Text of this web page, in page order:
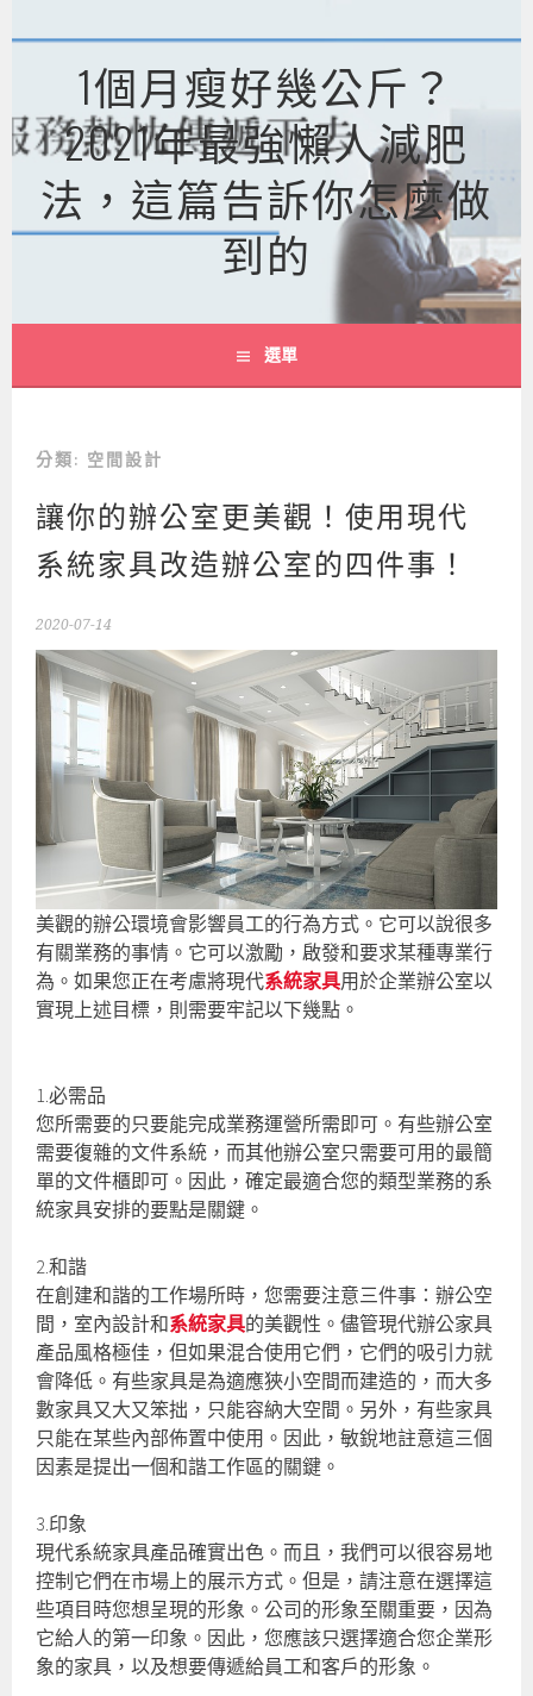
至
內
容
1個月瘦好幾公斤？
2021年最強懶人減肥
法，這篇告訴你怎麼做
到的
選單
分類: 空間設計
讓你的辦公室更美觀！使用現代
系統家具改造辦公室的四件事！
2020-07-14
美觀的辦公環境會影響員工的行為方式。它可以說很多
有關業務的事情。它可以激勵，啟發和要求某種專業行
為。如果您正在考慮將現代系統家具用於企業辦公室以
實現上述目標，則需要牢記以下幾點。
1.必需品
您所需要的只要能完成業務運營所需即可。有些辦公室
需要復雜的文件系統，而其他辦公室只需要可用的最簡
單的文件櫃即可。因此，確定最適合您的類型業務的系
統家具安排的要點是關鍵。
2.和諧
在創建和諧的工作場所時，您需要注意三件事：辦公空
間，室內設計和系統家具的美觀性。儘管現代辦公家具
產品風格極佳，但如果混合使用它們，它們的吸引力就
會降低。有些家具是為適應狹小空間而建造的，而大多
數家具又大又笨拙，只能容納大空間。另外，有些家具
只能在某些內部佈置中使用。因此，敏銳地註意這三個
因素是提出一個和諧工作區的關鍵。
3.印象
現代系統家具產品確實出色。而且，我們可以很容易地
控制它們在市場上的展示方式。但是，請注意在選擇這
些項目時您想呈現的形象。公司的形象至關重要，因為
它給人的第一印象。因此，您應該只選擇適合您企業形
象的家具，以及想要傳遞給員工和客戶的形象。